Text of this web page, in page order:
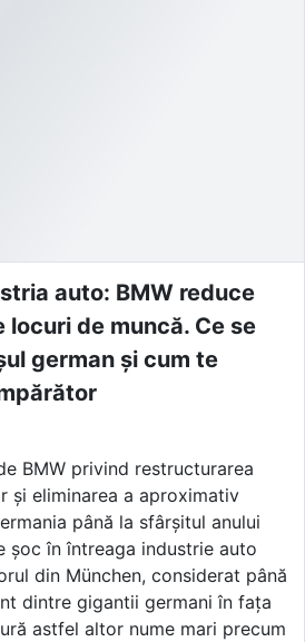
auto: BMW reduce
de muncă. Ce se
german și cum te
BMW privind restructurarea
și eliminarea a aproximativ
până la sfârșitul anului
șoc în întreaga industrie auto
din München, considerat până
dintre gigantii germani în fața
astfel altor nume mari precum